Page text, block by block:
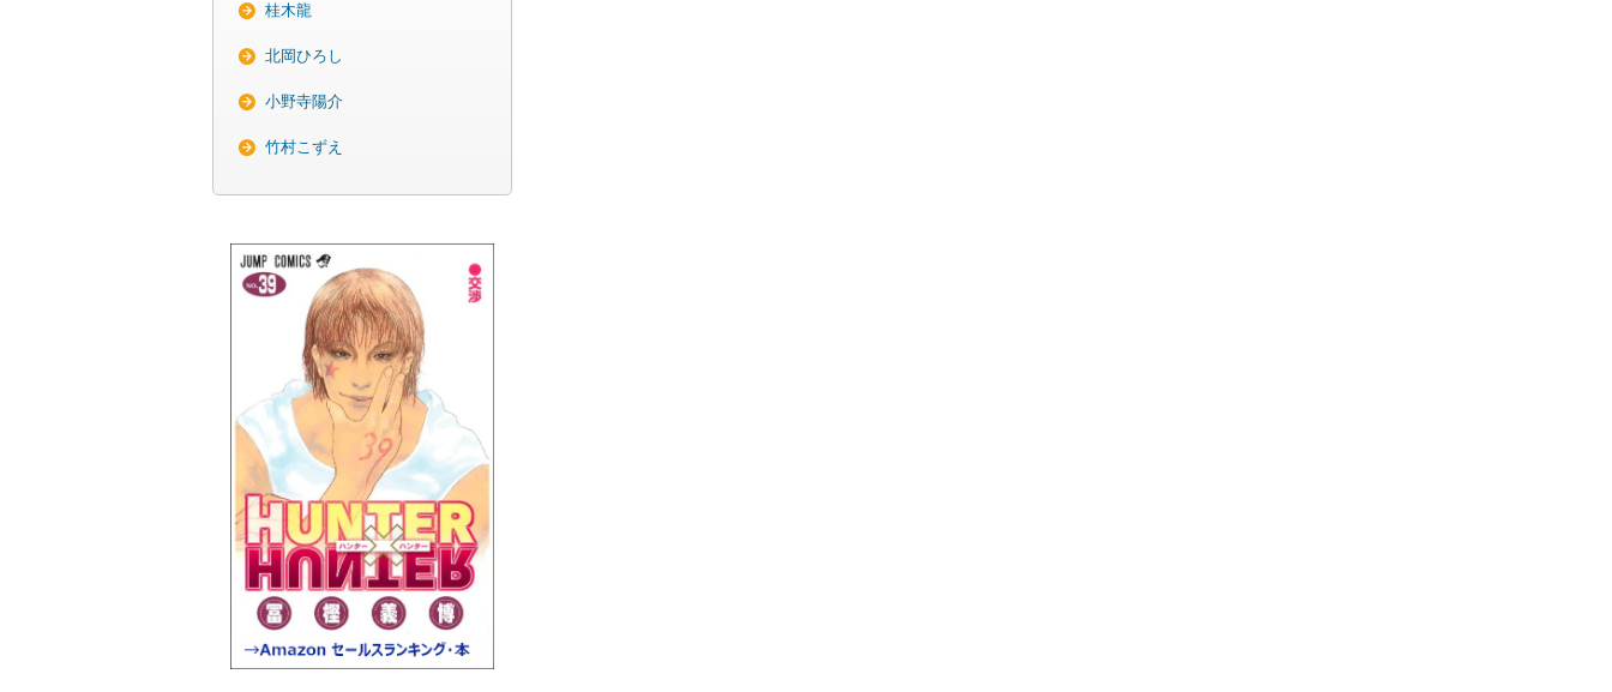
桂木龍
北岡ひろし
小野寺陽介
竹村こずえ